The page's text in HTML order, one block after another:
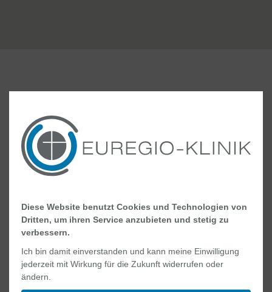
MVZ für Schmerzmedizin
Albert-Schweitzer-Straße 10
48527 Nordhorn
Telefon +49 (0) 5921 84-3600
Diese Website benutzt Cookies und Technologien von
Dritten, um ihren Service anzubieten und stetig zu
verbessern.
Ich bin damit einverstanden und kann meine Einwilligung
jederzeit mit Wirkung für die Zukunft widerrufen oder
ändern.